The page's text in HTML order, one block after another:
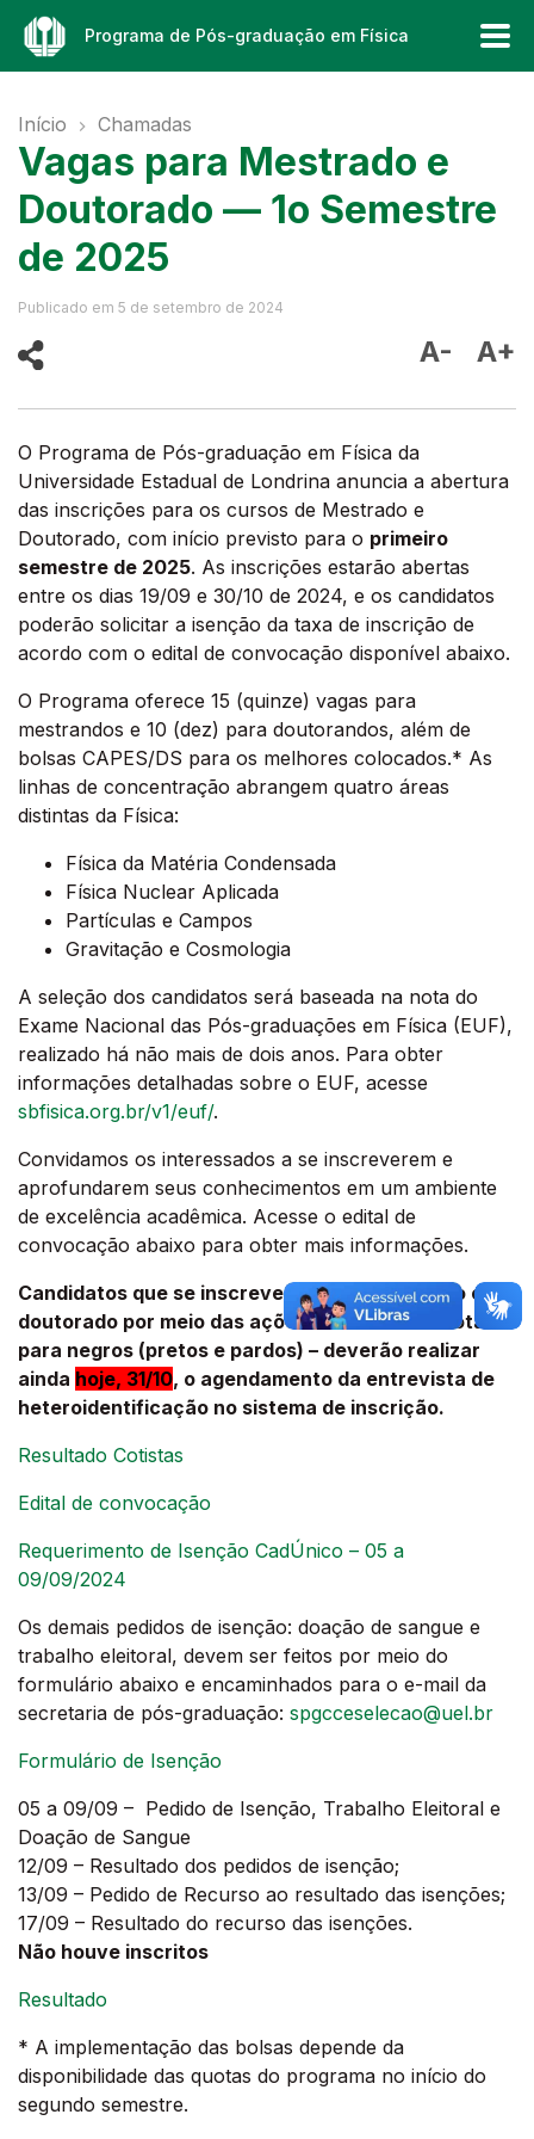
Programa de Pós-graduação em Física
Início Chamadas
Vagas para Mestrado e
Doutorado — 1o Semestre
de 2025
O Programa de Pós-graduação em Física da
Universidade Estadual de Londrina anuncia a abertura
das inscrições para os cursos de Mestrado e
Doutorado, com início previsto para o primeiro
semestre de 2025. As inscrições estarão abertas
entre os dias 19/09 e 30/10 de 2024, e os candidatos
poderão solicitar a isenção da taxa de inscrição de
acordo com o edital de convocação disponível abaixo.
O Programa oferece 15 (quinze) vagas para
mestrandos e 10 (dez) para doutorandos, além de
bolsas CAPES/DS para os melhores colocados.* As
linhas de concentração abrangem quatro áreas
distintas da Física:
Física da Matéria Condensada
Física Nuclear Aplicada
Partículas e Campos
Gravitação e Cosmologia
A seleção dos candidatos será baseada na nota do
Exame Nacional das Pós-graduações em Física (EUF),
realizado há não mais de dois anos. Para obter
informações detalhadas sobre o EUF, acesse
sbfisica.org.br/v1/euf/.
Convidamos os interessados a se inscreverem e
aprofundarem seus conhecimentos em um ambiente
de excelência acadêmica. Acesse o edital de
convocação abaixo para obter mais informações.
Candidatos que se inscreveram para mestrado ou
doutorado por meio das ações afirmativas – cotas
para negros (pretos e pardos) – deverão realizar
ainda hoje, 31/10, o agendamento da entrevista de
heteroidentificação no sistema de inscrição.
Resultado Cotistas
Edital de convocação
Requerimento de Isenção CadÚnico – 05 a
09/09/2024
Os demais pedidos de isenção: doação de sangue e
trabalho eleitoral, devem ser feitos por meio do
formulário abaixo e encaminhados para o e-mail da
secretaria de pós-graduação: spgcceselecao@uel.br
Formulário de Isenção
05 a 09/09 – Pedido de Isenção, Trabalho Eleitoral e
Doação de Sangue
12/09 – Resultado dos pedidos de isenção;
13/09 – Pedido de Recurso ao resultado das isenções;
17/09 – Resultado do recurso das isenções.
Não houve inscritos
Resultado
* A implementação das bolsas depende da
disponibilidade das quotas do programa no início do
segundo semestre.
Publicado em 5 de setembro de 2024
A- A+